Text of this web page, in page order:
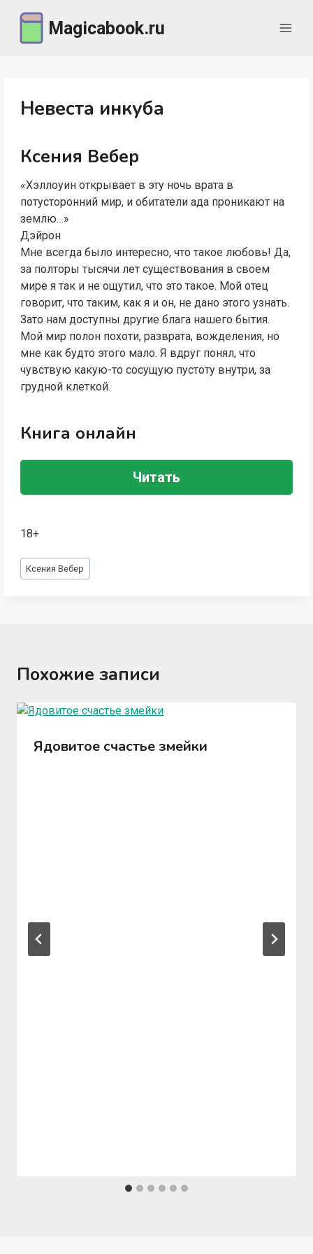
содержимому
Magicabook.ru
Невеста инкуба
Ксения Вебер
«Хэллоуин открывает в эту ночь врата в
потусторонний мир, и обитатели ада проникают на
землю…»
Дэйрон
Мне всегда было интересно, что такое любовь! Да,
за полторы тысячи лет существования в своем
мире я так и не ощутил, что это такое. Мой отец
говорит, что таким, как я и он, не дано этого узнать.
Зато нам доступны другие блага нашего бытия.
Мой мир полон похоти, разврата, вожделения, но
мне как будто этого мало. Я вдруг понял, что
чувствую какую-то сосущую пустоту внутри, за
грудной клеткой.
Книга онлайн
Читать
18+
Метки
записи:
Ксения Вебер
Похожие записи
Ядовитое счастье змейки